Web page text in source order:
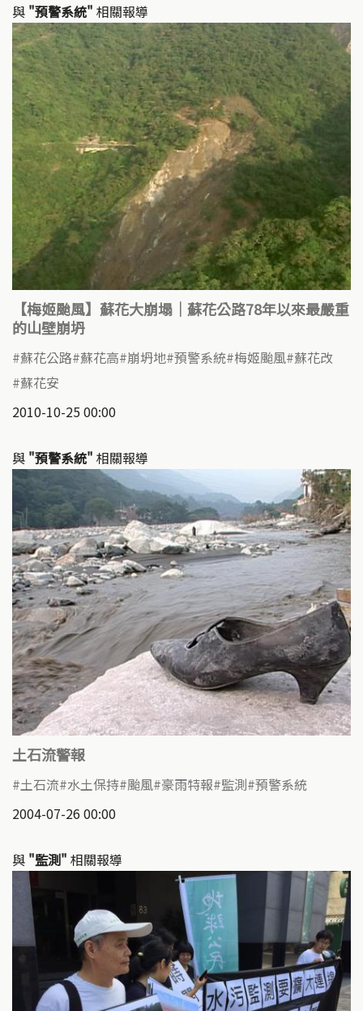
與 "預警系統" 相關報導
【梅姬颱風】蘇花大崩塌｜蘇花公路78年以來最嚴重
的山壁崩坍
蘇花公路 蘇花高 崩坍地 預警系統 梅姬颱風 蘇花改
蘇花安
2010-10-25 00:00
與 "預警系統" 相關報導
土石流警報
土石流 水土保持 颱風 豪雨特報 監測 預警系統
2004-07-26 00:00
與 "監測" 相關報導